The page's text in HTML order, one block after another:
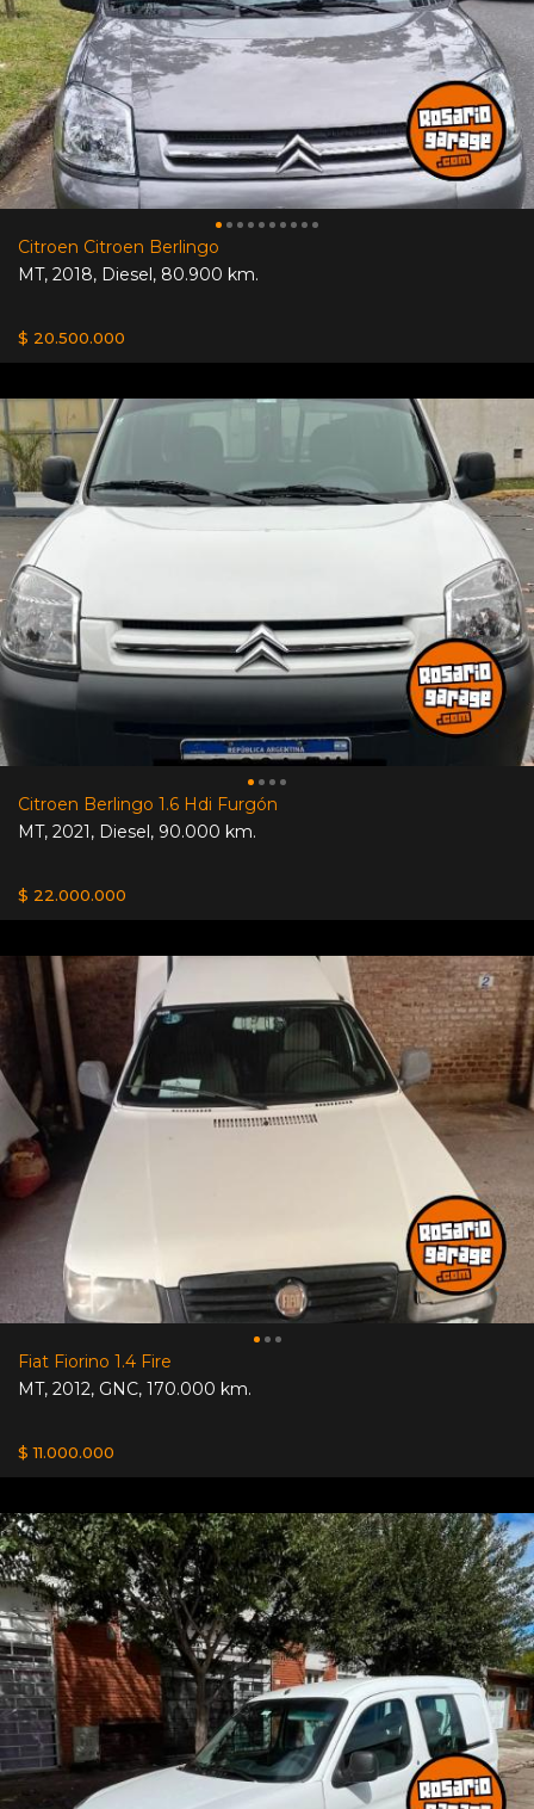
Citroen Citroen Berlingo
MT, 2018, Diesel, 80.900 km.
$ 20.500.000
Citroen Berlingo 1.6 Hdi Furgón
MT, 2021, Diesel, 90.000 km.
$ 22.000.000
Fiat Fiorino 1.4 Fire
MT, 2012, GNC, 170.000 km.
$ 11.000.000